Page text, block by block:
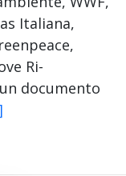
Italiana,
Ri-
documento